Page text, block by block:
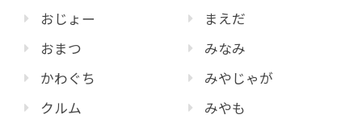
おじょー
おまつ
かわぐち
クルム
まえだ
みなみ
みやじゃが
みやも